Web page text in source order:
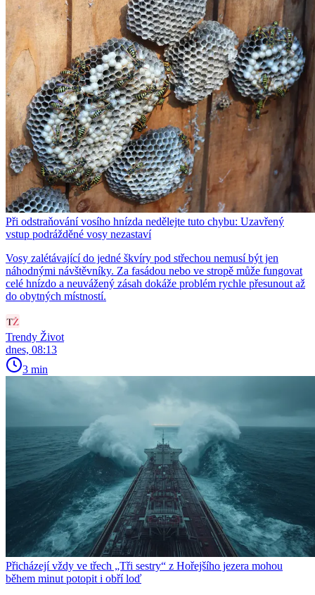
Při odstraňování vosího hnízda nedělejte tuto chybu: Uzavřený
vstup podrážděné vosy nezastaví
Vosy zalétávající do jedné škvíry pod střechou nemusí být jen
náhodnými návštěvníky. Za fasádou nebo ve stropě může fungovat
celé hnízdo a neuvážený zásah dokáže problém rychle přesunout až
do obytných místností.
Trendy Život
dnes, 08:13
3 min
Přicházejí vždy ve třech „Tři sestry“ z Hořejšího jezera mohou
během minut potopit i obří loď